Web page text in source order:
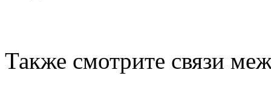
Также смотрите связи